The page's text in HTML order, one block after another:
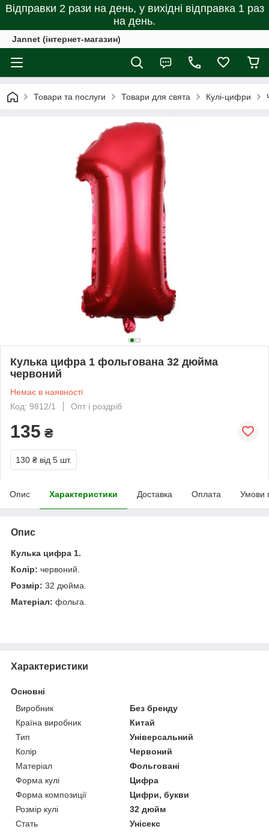
Відправки 2 рази на день, у вихідні відправка 1 раз
на день.
Jannet (інтернет-магазин)
Товари та послуги Товари для свята Кулі-цифри
Кулька цифра 1 фольгована 32 дюйма
червоний
Немає в наявності
Код: 9812/1
Опт і роздріб
135 ₴
130 ₴ від 5 шт.
Опис Характеристики Доставка Оплата Умови
Опис
Кулька цифра 1.
Колір: червоний.
Розмір: 32 дюйма.
Матеріал: фольга.
Характеристики
Основні
Виробник
Без бренду
Країна виробник
Китай
Тип
Універсальний
Колір
Червоний
Матеріал
Фольговані
Форма кулі
Цифра
Форма композиції
Цифри, букви
Розмір кулі
32 дюйм
Стать
Унісекс